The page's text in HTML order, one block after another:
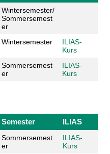
Wintersemester/
Sommersemest
er
Wintersemester
ILIAS-
Kurs
Sommersemest
er
ILIAS-
Kurs
Semester ILIAS
Sommersemest
er
ILIAS-
Kurs